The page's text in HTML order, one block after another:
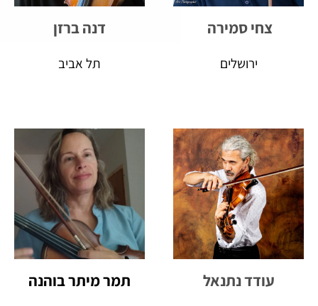
צחי סמירה
ירושלים
דנה ברזן
תל אביב
עודד נתנאל תמר מיתר בוהנה